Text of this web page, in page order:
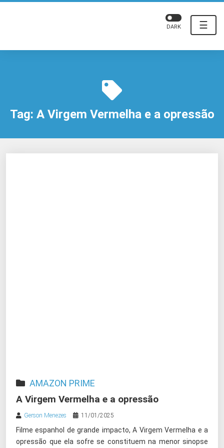
☰
DARK
Tag: A Virgem Vermelha e a opressão
AMAZON PRIME
A Virgem Vermelha e a opressão
Gerson Menezes 11/01/2025
Filme espanhol de grande impacto, A Virgem Vermelha e a
opressão que ela sofre se constituem na menor sinopse